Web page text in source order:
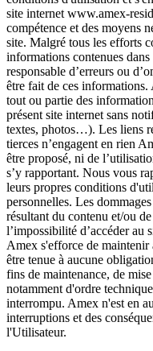
site internet www.amex-
compétence et des moyens
site. Malgré tous les efforts
informations contenues
responsable d’erreurs ou
être fait de ces
tout ou partie des
présent site internet sans
textes, photos…). Les liens
tierces n’engagent en rien
être proposé, ni de
s’y rapportant. Nous vous
leurs propres conditions
personnelles. Les
résultant du contenu et/ou
l’impossibilité d’accéder au
Amex s'efforce de maintenir
être tenue à aucune
fins de maintenance, de
notamment d'ordre
interrompu. Amex n'est en
interruptions et des
l'Utilisateur.